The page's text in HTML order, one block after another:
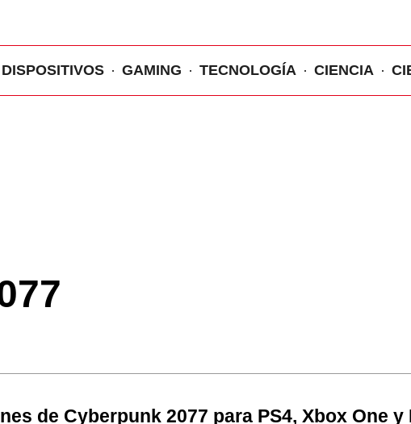
DISPOSITIVOS GAMING TECNOLOGÍA CIENCIA
de Cyberpunk 2077 para PS4, Xbox One y